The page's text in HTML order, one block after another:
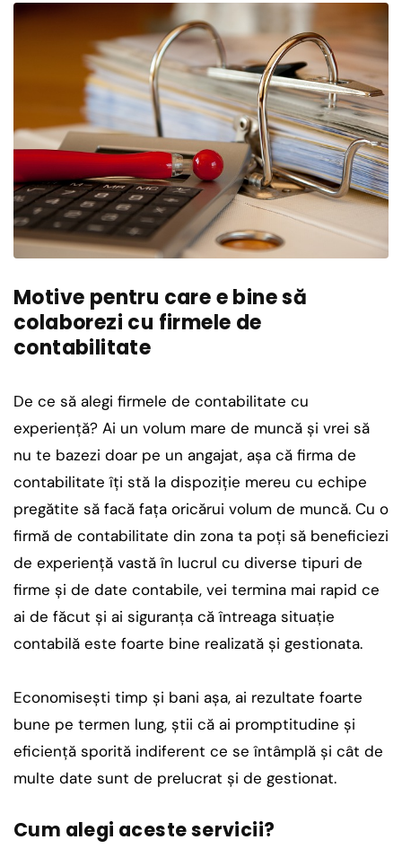
Motive pentru care e bine să
colaborezi cu firmele de
contabilitate
De ce să alegi firmele de contabilitate cu
experienţă? Ai un volum mare de muncă şi vrei să
nu te bazezi doar pe un angajat, aşa că firma de
contabilitate îţi stă la dispoziţie mereu cu echipe
pregătite să facă faţa oricărui volum de muncă. Cu o
firmă de contabilitate din zona ta poţi să beneficiezi
de experienţă vastă în lucrul cu diverse tipuri de
firme şi de date contabile, vei termina mai rapid ce
ai de făcut şi ai siguranţa că întreaga situaţie
contabilă este foarte bine realizată şi gestionata.
Economiseşti timp şi bani aşa, ai rezultate foarte
bune pe termen lung, ştii că ai promptitudine şi
eficienţă sporită indiferent ce se întâmplă şi cât de
multe date sunt de prelucrat şi de gestionat.
Cum alegi aceste servicii?